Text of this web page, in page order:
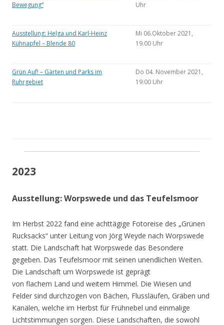
Bewegung“
Uhr
Ausstellung: Helga und Karl-Heinz
Kühnapfel – Blende 80
Mi 06.Oktober 2021,
19.00 Uhr
Grün Auf! – Gärten und Parks im
Ruhrgebiet
Do 04. November 2021,
19:00 Uhr
2023
Ausstellung: Worpswede und das Teufelsmoor
Im Herbst 2022 fand eine achttägige Fotoreise des „Grünen
Rucksacks“ unter Leitung von Jörg Weyde nach Worpswede
statt. Die Landschaft hat Worpswede das Besondere
gegeben. Das Teufelsmoor mit seinen unendlichen Weiten.
Die Landschaft um Worpswede ist geprägt
von flachem Land und weitem Himmel. Die Wiesen und
Felder sind durchzogen von Bächen, Flussläufen, Gräben und
Kanälen, welche im Herbst für Frühnebel und einmalige
Lichtstimmungen sorgen. Diese Landschaften, die sowohl